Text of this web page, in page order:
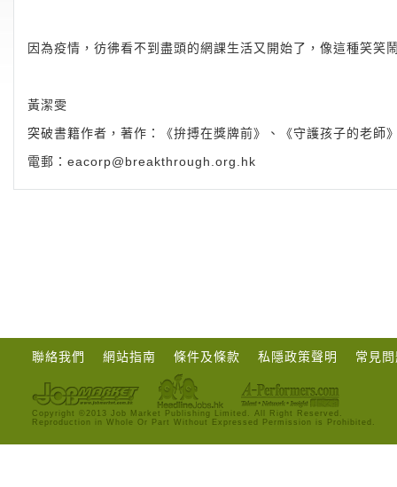
因為疫情，彷彿看不到盡頭的網課生活又開始了，像這種笑笑
黃潔雯
突破書籍作者，著作：《拚搏在獎牌前》、《守護孩子的老師
電郵： eacorp@breakthrough.org.hk
聯絡我們 網站指南 條件及條款 私隱政策聲明 常見
Copyright ©2013 Job Market Publishing Limited. All Right Reserved.
Reproduction in Whole Or Part Without Expressed Permission is Prohibited.